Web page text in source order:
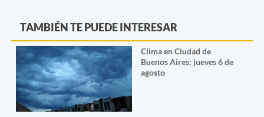
TAMBIÉN TE PUEDE INTERESAR
Clima en Ciudad de
Buenos Aires: jueves 6 de
agosto